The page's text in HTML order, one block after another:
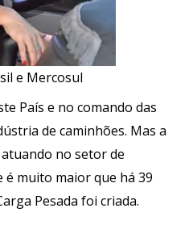
e Mercosul
País e no comando das
de caminhões. Mas a
no setor de
muito maior que há 39
Pesada foi criada.